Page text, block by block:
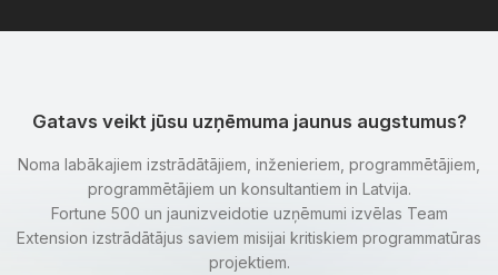
Gatavs veikt jūsu uzņēmuma jaunus augstumus?
Noma labākajiem izstrādātājiem, inženieriem, programmētājiem,
programmētājiem un konsultantiem in Latvija.
Fortune 500 un jaunizveidotie uzņēmumi izvēlas Team
Extension izstrādātājus saviem misijai kritiskiem programmatūras
projektiem.